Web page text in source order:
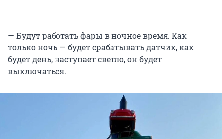
— Будут работать фары в ночное время. Как
только ночь — будет срабатывать датчик, как
будет день, наступает светло, он будет
выключаться.